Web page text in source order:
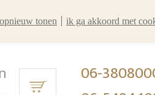
06-
tonen ik ga akkoord met